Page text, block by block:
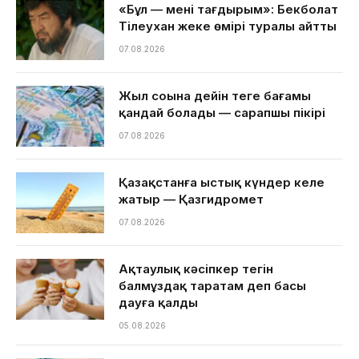
«Бұл — менің тағдырым»: Бекболат
Тілеухан жеке өмірі туралы айтты
07.08.2026
Жыл соңына дейін теңге бағамы
қандай болады — сарапшы пікірі
07.08.2026
Қазақстанға ыстық күндер келе
жатыр — Қазгидромет
07.08.2026
Ақтаулық кәсіпкер тегін
балмұздақ таратам деп басы
дауға қалды
05.08.2026